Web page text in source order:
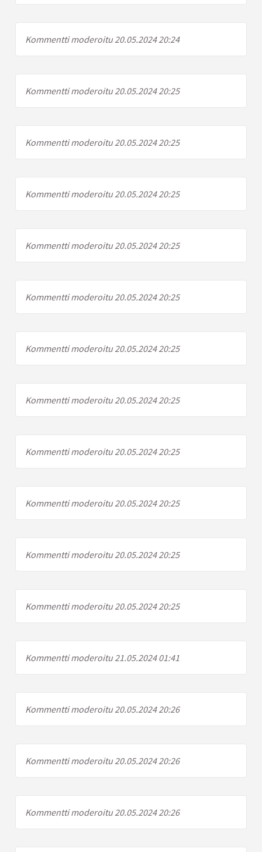
Kommentti moderoitu 20.05.2024 20:24
Kommentti moderoitu 20.05.2024 20:25
Kommentti moderoitu 20.05.2024 20:25
Kommentti moderoitu 20.05.2024 20:25
Kommentti moderoitu 20.05.2024 20:25
Kommentti moderoitu 20.05.2024 20:25
Kommentti moderoitu 20.05.2024 20:25
Kommentti moderoitu 20.05.2024 20:25
Kommentti moderoitu 20.05.2024 20:25
Kommentti moderoitu 20.05.2024 20:25
Kommentti moderoitu 20.05.2024 20:25
Kommentti moderoitu 20.05.2024 20:25
Kommentti moderoitu 21.05.2024 01:41
Kommentti moderoitu 20.05.2024 20:26
Kommentti moderoitu 20.05.2024 20:26
Kommentti moderoitu 20.05.2024 20:26